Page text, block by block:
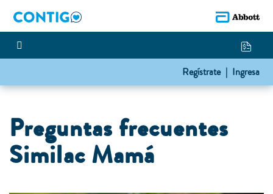
Regístrate | Ingresa
Preguntas frecuentes
Similac Mamá